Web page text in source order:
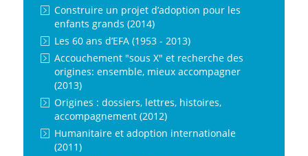
Construire un projet d’adoption pour les
enfants grands (2014)
Les 60 ans d’EFA (1953 - 2013)
Accouchement "sous X" et recherche des
origines: ensemble, mieux accompagner
(2013)
Origines : dossiers, lettres, histoires,
accompagnement (2012)
Humanitaire et adoption internationale
(2011)